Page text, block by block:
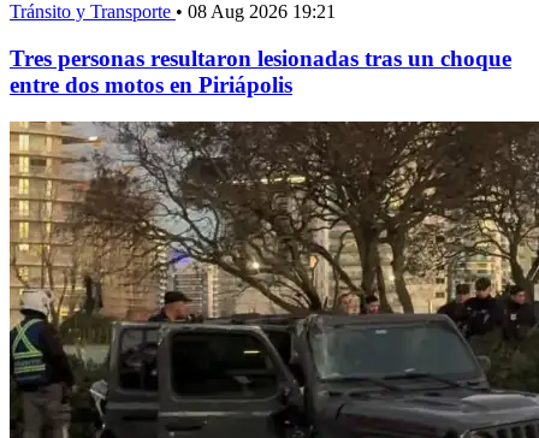
Tránsito y Transporte • 08 Aug 2026 19:21
Tres personas resultaron lesionadas tras un choque
entre dos motos en Piriápolis